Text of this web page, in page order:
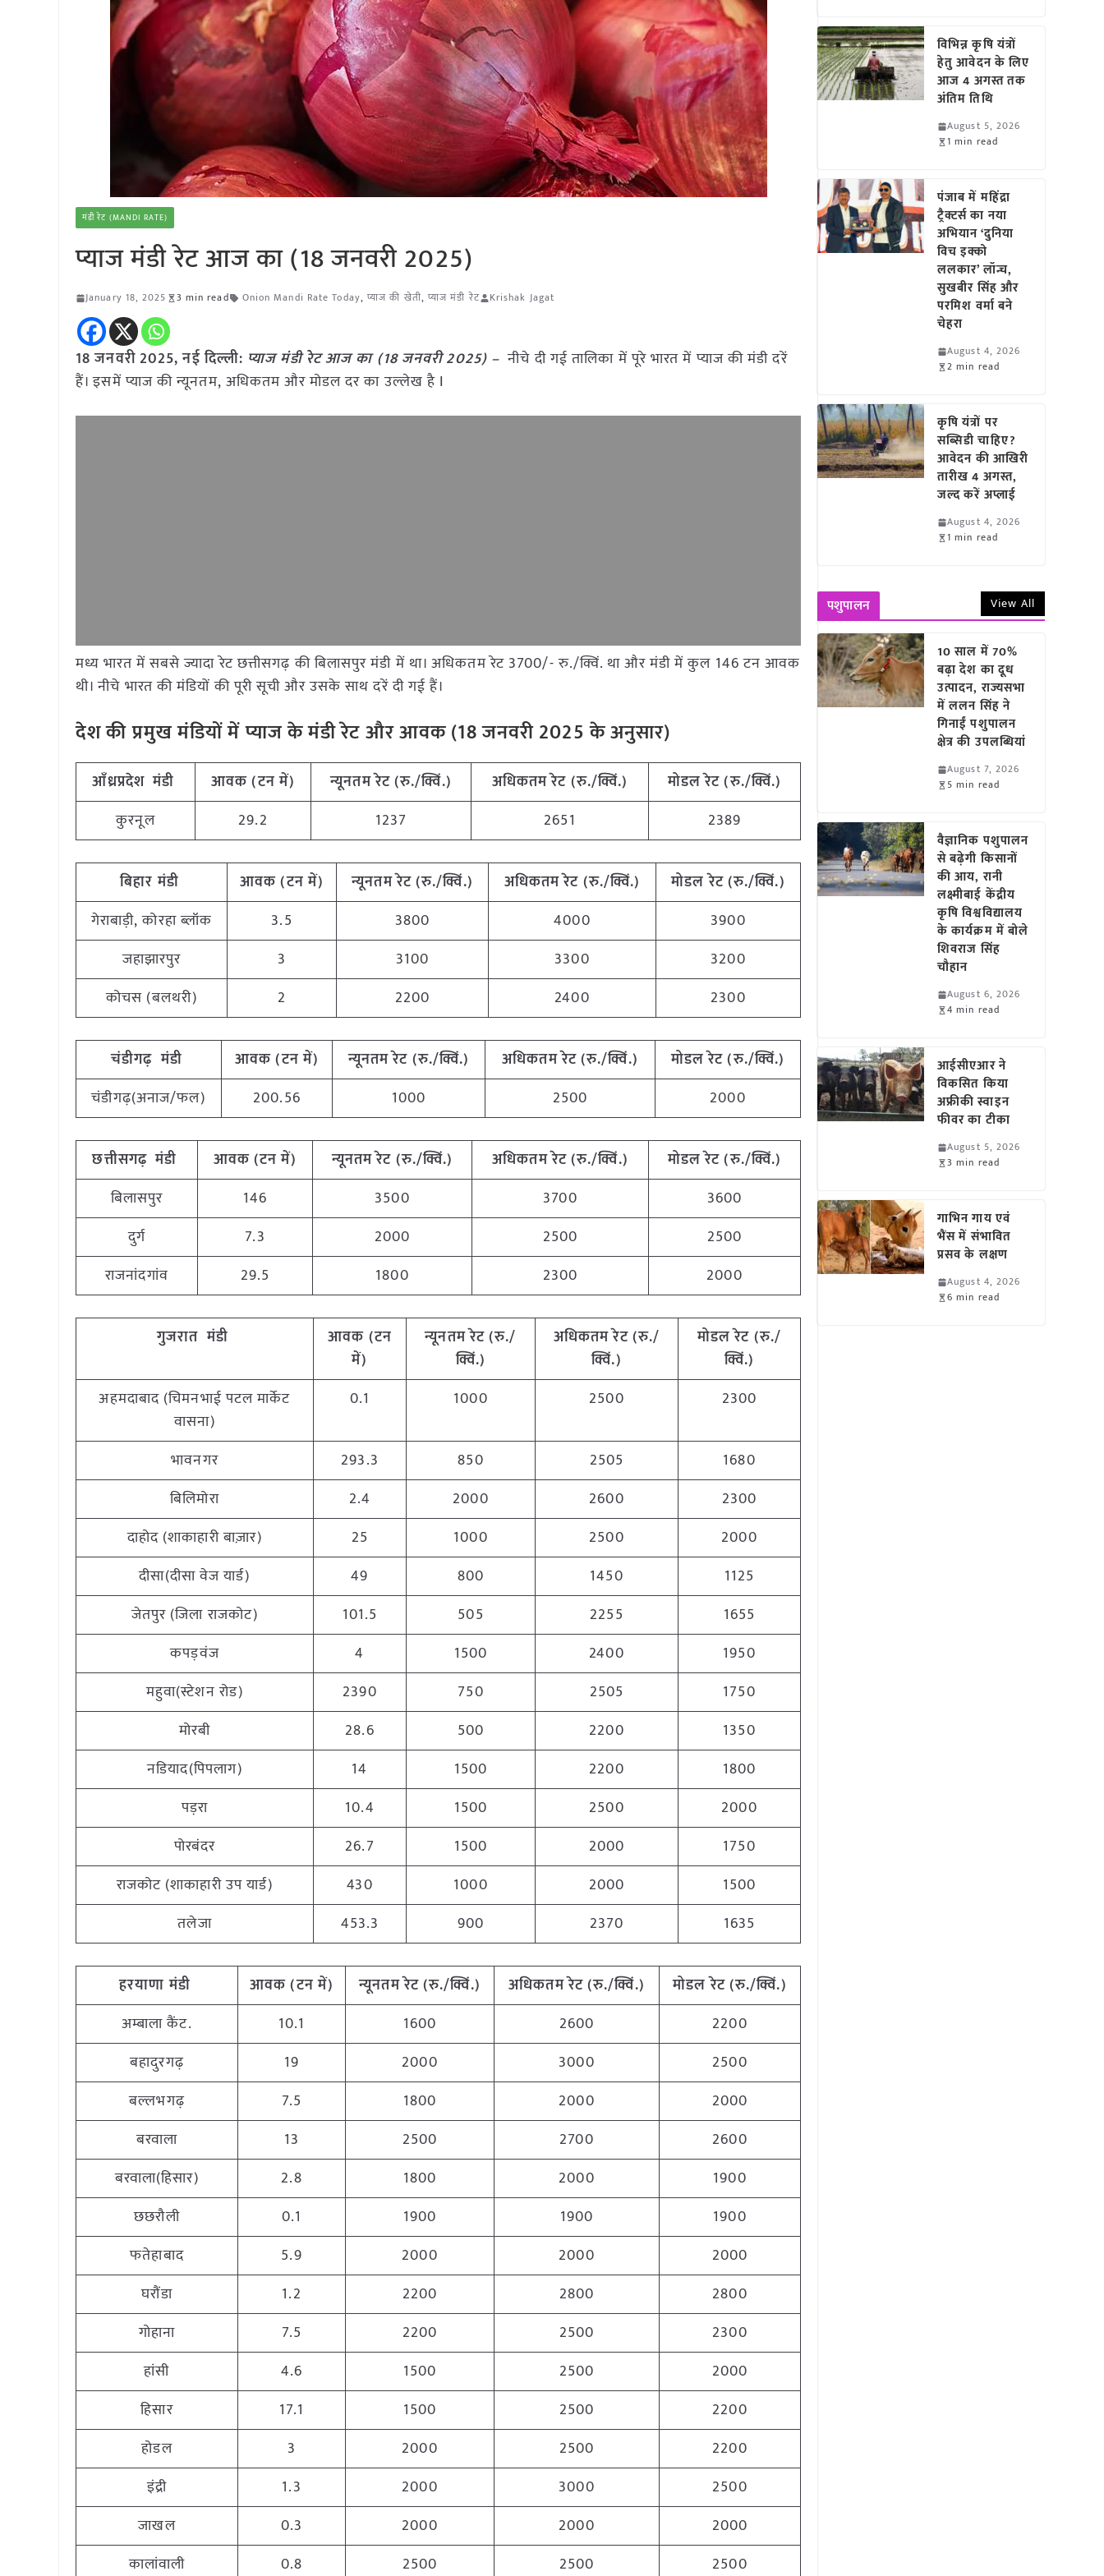
मंडी रेट (MANDI RATE)
प्याज मंडी रेट आज का (18 जनवरी 2025)
January 18, 2025 3 min read Onion Mandi Rate Today,प्याज की खेती, प्याज मंडी रेट Krishak Jagat
18 जनवरी 2025, नई दिल्ली: प्याज मंडी रेट आज का (18 जनवरी 2025) – नीचे दी गई तालिका में पूरे भारत में प्याज की मंडी दरें
हैं। इसमें प्याज की न्यूनतम, अधिकतम और मोडल दर का उल्लेख है I
मध्य भारत में सबसे ज्यादा रेट छत्तीसगढ़ की बिलासपुर मंडी में था। अधिकतम रेट 3700/- रु./क्विं. था और मंडी में कुल 146 टन आवक
थी। नीचे भारत की मंडियों की पूरी सूची और उसके साथ दरें दी गई हैं।
देश की प्रमुख मंडियों में प्याज के मंडी रेट और आवक (18जनवरी2025 के अनुसार)
आँध्रप्रदेश मंडी आवक (टन में) न्यूनतम रेट (रु./क्विं.) अधिकतम रेट (रु./क्विं.) मोडल रेट(रु./क्विं.)
कुरनूल
29.2 1237 2651 2389
बिहार मंडी आवक (टन में) न्यूनतम रेट (रु./क्विं.) अधिकतम रेट (रु./क्विं.) मोडल रेट(रु./क्विं.)
गेराबाड़ी, कोरहा ब्लॉक
3.5 3800 4000
3900
जहाझारपुर
3 3100 3300
3200
कोचस (बलथरी)
2 2200 2400 2300
चंडीगढ़ मंडी आवक (टन में) न्यूनतम रेट (रु./क्विं.) अधिकतम रेट (रु./क्विं.) मोडल रेट(रु./क्विं.)
चंडीगढ़(अनाज/फल)
200.56 1000 2500 2000
छत्तीसगढ़ मंडी आवक (टन में) न्यूनतम रेट (रु./क्विं.) अधिकतम रेट (रु./क्विं.) मोडल रेट(रु./क्विं.)
बिलासपुर
146 3500 3700
3600
दुर्ग
7.3 2000 2500
2500
राजनांदगांव
29.5 1800 2300 2000
गुजरात मंडी
आवक (टन
में)
न्यूनतम रेट (रु./
क्विं.)
अधिकतम रेट (रु./
क्विं.)
मोडल रेट (रु./
क्विं.)
अहमदाबाद (चिमनभाई पटल मार्केट
वासना)
0.1 1000 2500 2300
भावनगर 293.3 850 2505
1680
बिलिमोरा
2.4 2000 2600
2300
दाहोद (शाकाहारी बाज़ार)
25 1000 2500
2000
दीसा(दीसा वेज यार्ड)
49 800 1450
1125
जेतपुर (जिला राजकोट)
101.5 505 2255
1655
कपड़वंज
4 1500 2400
1950
महुवा(स्टेशन रोड)
2390 750 2505
1750
मोरबी
28.6 500 2200
1350
नडियाद(पिपलाग)
14 1500 2200
1800
पड़रा
10.4 1500 2500
2000
पोरबंदर
26.7 1500 2000
1750
राजकोट (शाकाहारी उप यार्ड)
430 1000 2000
1500
तलेजा
453.3 900 2370 1635
हरयाणा मंडी आवक (टन में) न्यूनतम रेट (रु./क्विं.) अधिकतम रेट (रु./क्विं.) मोडल रेट(रु./क्विं.)
अम्बाला कैंट.
10.1 1600 2600
2200
बहादुरगढ़
19 2000 3000
2500
बल्लभगढ़
7.5 1800 2000
2000
बरवाला
13 2500 2700
2600
बरवाला(हिसार)
2.8 1800 2000
1900
छछरौली
0.1 1900 1900
1900
फतेहाबाद
5.9 2000 2000
2000
घरौंडा
1.2 2200 2800
2800
गोहाना
7.5 2200 2500
2300
हांसी
4.6 1500 2500
2000
हिसार
17.1 1500 2500
2200
होडल
3 2000 2500
2200
इंद्री
1.3 2000 3000
2500
जाखल
0.3 2000 2000
2000
कालांवाली
0.8 2500 2500 2500
विभिन्न कृषि यंत्रों
हेतु आवेदन के लिए
आज 4 अगस्त तक
अंतिम तिथि
August 5, 2026
1 min read
पंजाब में महिंद्रा
ट्रैक्टर्स का नया
अभियान ‘दुनिया
विच इक्को
ललकार’ लॉन्च,
सुखबीर सिंह और
परमिश वर्मा बने
चेहरा
August 4, 2026
2 min read
कृषि यंत्रों पर
सब्सिडी चाहिए?
आवेदन की आखिरी
तारीख 4 अगस्त,
जल्द करें अप्लाई
August 4, 2026
1 min read
पशुपालन View All
10 साल में 70%
बढ़ा देश का दूध
उत्पादन, राज्यसभा
में ललन सिंह ने
गिनाईं पशुपालन
क्षेत्र की उपलब्धियां
August 7, 2026
5 min read
वैज्ञानिक पशुपालन
से बढ़ेगी किसानों
की आय, रानी
लक्ष्मीबाई केंद्रीय
कृषि विश्वविद्यालय
के कार्यक्रम में बोले
शिवराज सिंह
चौहान
August 6, 2026
4 min read
आईसीएआर ने
विकसित किया
अफ्रीकी स्वाइन
फीवर का टीका
August 5, 2026
3 min read
गाभिन गाय एवं
भैंस में संभावित
प्रसव के लक्षण
August 4, 2026
6 min read